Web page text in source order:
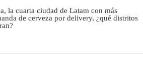
la cuarta ciudad de Latam con más
de cerveza por delivery, ¿qué distritos